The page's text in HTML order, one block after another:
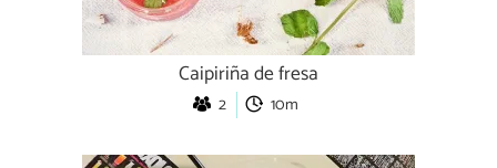
Caipiriña de fresa
2 10m